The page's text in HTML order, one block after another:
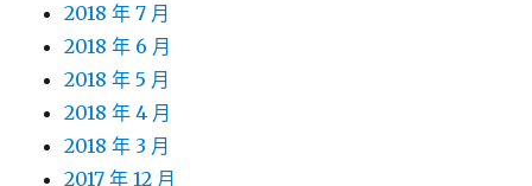
2018 年 7 月
2018 年 6 月
2018 年 5 月
2018 年 4 月
2018 年 3 月
2017 年 12 月